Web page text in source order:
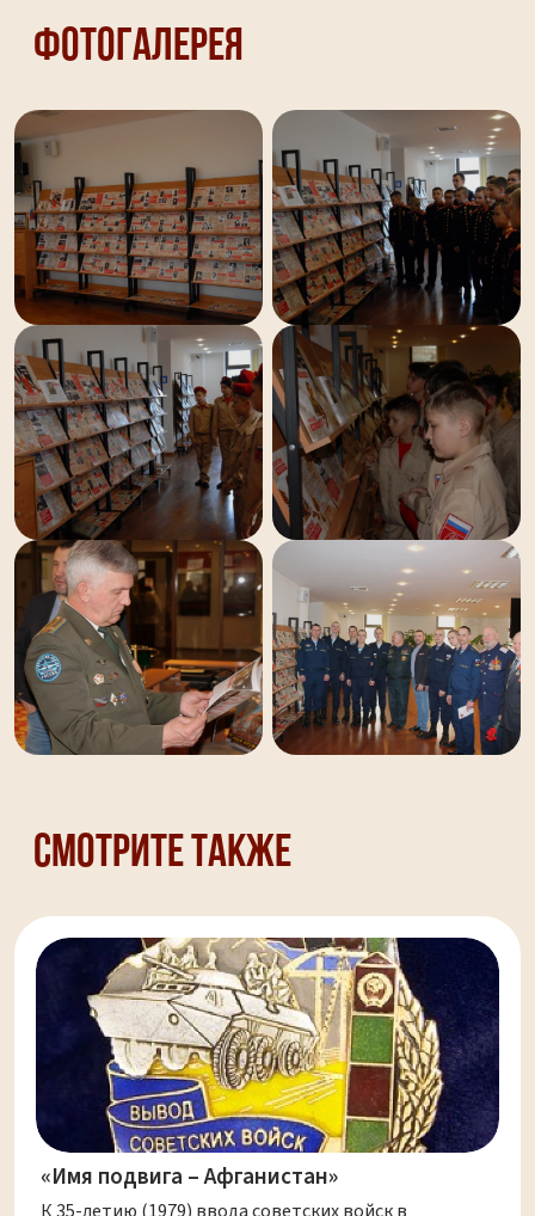
Фотогалерея
Смотрите также
«Имя подвига – Афганистан»